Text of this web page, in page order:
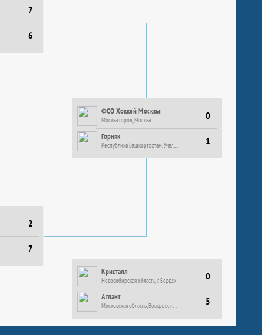
7
6
2
7
ФСО Хоккей Москвы
Москва город, Москва 0
Горняк
Республика Башкортостан, Учалы г. 1
Кристалл
Новосибирская область, г. Бердск 0
Атлант
Московская область, Воскресенск г. 5